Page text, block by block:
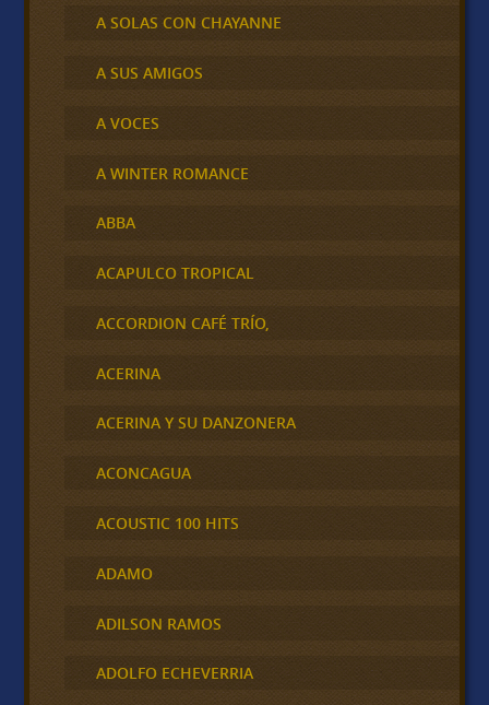
A SOLAS CON CHAYANNE
A SUS AMIGOS
A VOCES
A WINTER ROMANCE
ABBA
ACAPULCO TROPICAL
ACCORDION CAFÉ TRÍO,
ACERINA
ACERINA Y SU DANZONERA
ACONCAGUA
ACOUSTIC 100 HITS
ADAMO
ADILSON RAMOS
ADOLFO ECHEVERRIA